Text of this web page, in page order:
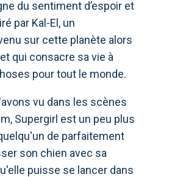
du sentiment d’espoir et
par Kal-El, un
sur cette planète alors
qui consacre sa vie à
pour tout le monde.
vu dans les scènes
Supergirl est un peu plus
de parfaitement
son chien avec sa
puisse se lancer dans